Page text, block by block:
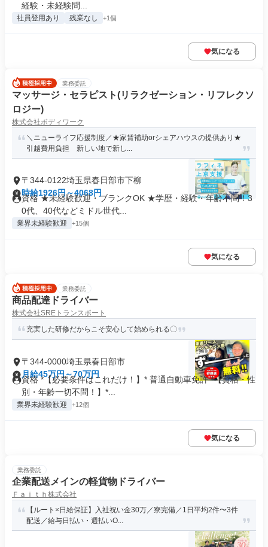
経験・未経験問...
社員登用あり 残業なし +1個
気になる
業務委託
マッサージ・セラピスト(リラクゼーション・リフレクソ
ロジー)
株式会社ボディワーク
＼ニューライフ応援制度／★家賃補助orシェアハウスの提供あり★
引越費用負担 新しい地で新し...
〒344-0122埼玉県春日部市下柳
時給1926円～4068円
資格 ★未経験歓迎・ブランクOK ★学歴・経験・年齢不問！3
0代、40代などミドル世代...
業界未経験歓迎 +15個
気になる
業務委託
商品配達ドライバー
株式会社SREトランスポート
充実した研修だからこそ安心して始められる〇
〒344-0000埼玉県春日部市
月給45万円～70万円
資格 *【必要条件はこれだけ！】* 普通自動車免許 *【資格・性
別・年齢一切不問！】*...
業界未経験歓迎 +12個
気になる
業務委託
企業配送メインの軽貨物ドライバー
Ｆａｉｔｈ株式会社
【ルート×日給保証】入社祝い金30万／寮完備／1日平均2件〜3件
配送／給与日払い・週払いO...